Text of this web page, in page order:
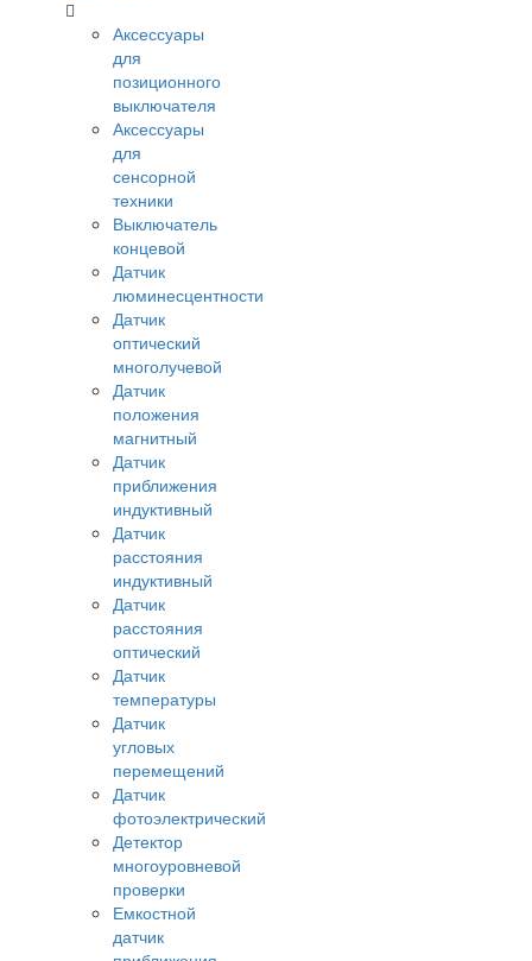
Аксессуары
для
позиционного
выключателя
Аксессуары
для
сенсорной
техники
Выключатель
концевой
Датчик
люминесцентности
Датчик
оптический
многолучевой
Датчик
положения
магнитный
Датчик
приближения
индуктивный
Датчик
расстояния
индуктивный
Датчик
расстояния
оптический
Датчик
температуры
Датчик
угловых
перемещений
Датчик
фотоэлектрический
Детектор
многоуровневой
проверки
Емкостной
датчик